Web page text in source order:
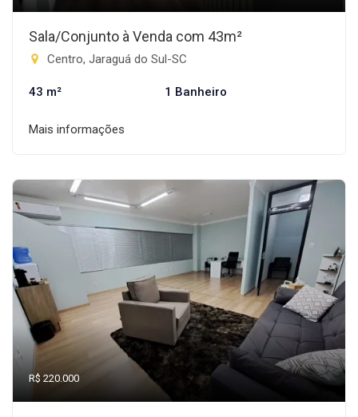
Sala/Conjunto à Venda com 43m²
Centro, Jaraguá do Sul-SC
43 m² 1 Banheiro
Mais informações
R$ 220.000